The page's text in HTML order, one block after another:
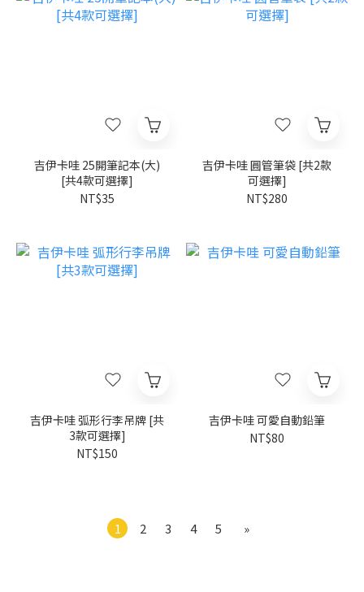
吉伊卡哇 25開筆記本(大)
[共4款可選擇]
NT$35
吉伊卡哇 圓管筆袋 [共2款
可選擇]
NT$280
吉伊卡哇 弧形行李吊牌 [共
3款可選擇]
NT$150
吉伊卡哇 可愛自動鉛筆
NT$80
1 2 3 4 5 »